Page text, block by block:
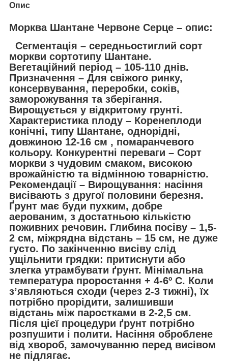
Опис
Морква Шантане Червоне Серце – опис:
Сегментація – середньостиглий сорт
моркви сортотипу Шантане.
Вегетаційний період – 105-110 днів.
Призначення – Для свіжого ринку,
консервування, переробки, соків,
заморожування та зберігання.
Вирощується у відкритому грунті.
Характеристика плоду – Коренеплоди
конічні, типу Шантане, однорідні,
довжиною 12-16 см , помаранчевого
кольору. Конкурентні переваги – Сорт
моркви з чудовим смаком, високою
врожайністю та відмінною товарністю.
Рекомендації – Вирощування: насіння
висівають з другої половини березня.
Ґрунт має буди пухким, добре
аерованим, з достатньою кількістю
поживних речовин. Глибина посіву – 1,5-
2 см, міжрядна відстань – 15 см, не дуже
густо. По закінченню висіву слід
ущільнити грядки: притиснути або
злегка утрамбувати ґрунт. Мінімальна
температура проростання + 4-6º С. Коли
з’являються сходи (через 2-3 тижні), їх
потрібно прорідити, залишивши
відстань між паростками в 2-2,5 см.
Після цієї процедури ґрунт потрібно
розпушити і полити. Насіння оброблене
від хвороб, замочуванню перед висівом
не підлягає.